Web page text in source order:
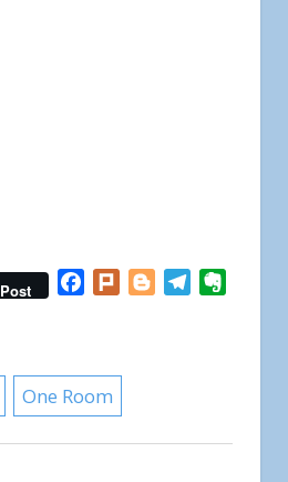
Post Facebook
Plurk BloggerTelegram
One Room